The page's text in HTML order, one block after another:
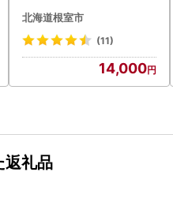
北海道根室市
(11)
14,000
返礼品